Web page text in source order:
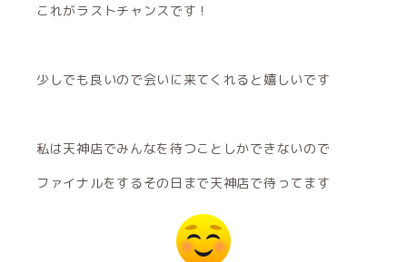
これがラストチャンスです！
少しでも良いので会いに来てくれると嬉しいです
私は天神店でみんなを待つことしかできないので
ファイナルをするその日まで天神店で待ってます